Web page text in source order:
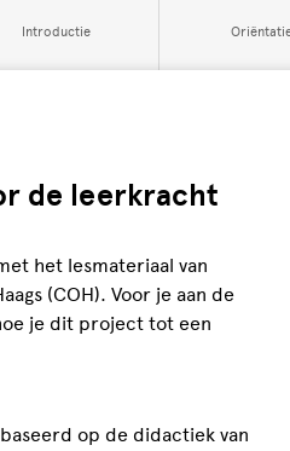
Open
Introductie
Open
de leerkracht
het lesmateriaal van
(COH). Voor je aan de
je dit project tot een
op de didactiek van